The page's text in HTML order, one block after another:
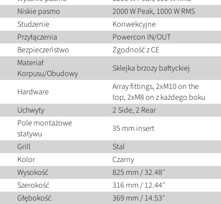
Niskie pasmo
2000 W Peak, 1000 W RMS
Studzenie
Konwekcyjne
Przyłączenia
Powercon IN/OUT
Bezpieczeństwo
Zgodność z CE
Materiał
Korpusu/Obudowy
Sklejka brzozy bałtyckiej
Hardware
Array fittings, 2xM10 on the
top, 2xM8 on z każdego boku
Uchwyty
2 Side, 2 Rear
Pole montażowe
statywu
35 mm insert
Grill
Stal
Kolor
Czarny
Wysokość
825 mm / 32.48″
Szerokość
316 mm / 12.44″
Głębokość
369 mm / 14.53″